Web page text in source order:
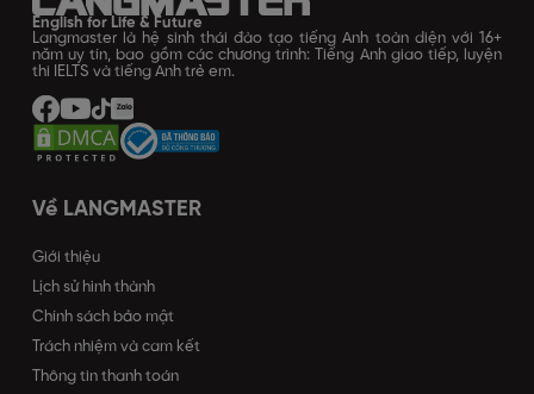
English for Life & Future
Langmaster là hệ sinh thái đào tạo tiếng Anh toàn diện với 16+
năm uy tín, bao gồm các chương trình: Tiếng Anh giao tiếp, luyện
thi IELTS và tiếng Anh trẻ em.
Về LANGMASTER
Giới thiệu
Lịch sử hình thành
Chính sách bảo mật
Trách nhiệm và cam kết
Thông tin thanh toán